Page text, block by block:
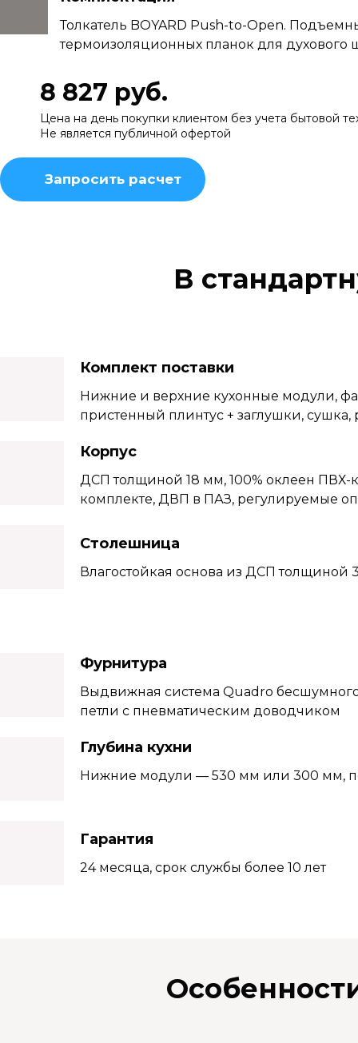
Толкатель BOYARD Push-to-Open.
термоизоляционных планок для
8 827 руб.
Цена на день покупки клиентом без учета бытовой
Не является публичной офертой
Запросить расчет
В
Комплект поставки
Нижние и верхние кухонные модули,
пристенный плинтус + заглушки,
Корпус
ДСП толщиной 18 мм, 100% оклеен ПВХ-
комплекте, ДВП в ПАЗ, регулируемые
Столешница
Влагостойкая основа из ДСП
Фурнитура
Выдвижная система Quadro
петли с пневматическим доводчиком
Глубина кухни
Нижние модули — 530 мм или 300 мм,
Гарантия
24 месяца, срок службы более 10 лет